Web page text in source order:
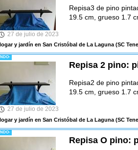
Repisa3 de pino
19.5 cm, grueso 1.7
27 de julio de 2023
y jardín en San Cristóbal de La Laguna(SC
Repisa 2 pino:
Repisa2 de pino
19.5 cm, grueso 1.7
27 de julio de 2023
y jardín en San Cristóbal de La Laguna(SC
Repisa O pino: